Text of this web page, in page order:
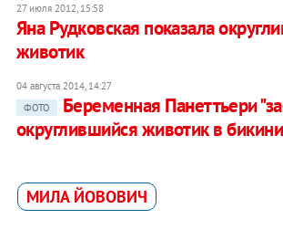
27 июля 2012, 15:58
Яна Рудковская показала
животик
04 августа 2014, 14:27
ФОТО
Беременная Панеттьери
округлившийся животик в бикини
МИЛА ЙОВОВИЧ